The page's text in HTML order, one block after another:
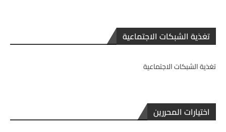
تغذية الشبكات الاجتماعية
تغذية الشبكات الاجتماعية
اختيارات المحررين